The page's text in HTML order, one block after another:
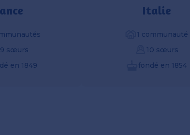
sœurs
en 1849
Italie
1 communauté
10 sœurs
fondé en 1854